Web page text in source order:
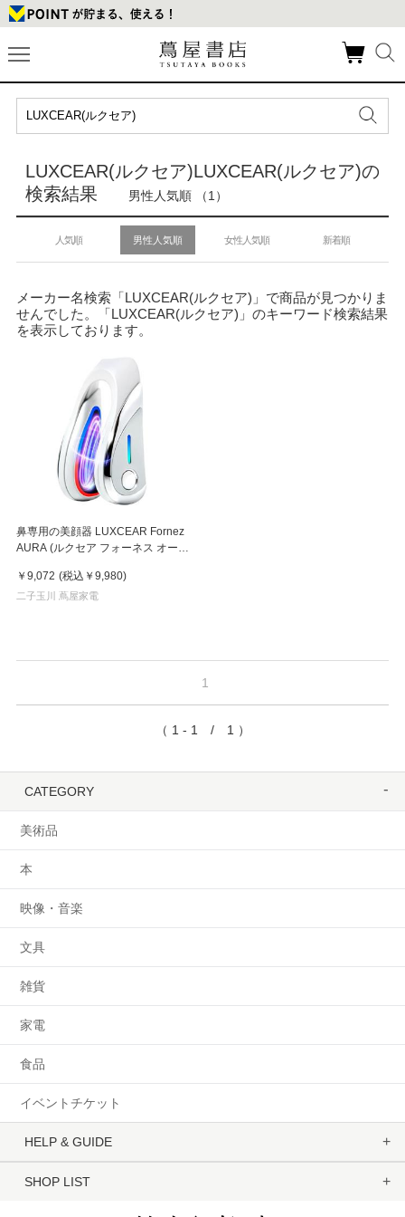
LUXCEAR(ルクセア)LUXCEAR(ルクセア)の
検索結果
男性人気順 （1）
人気順 男性人気順 女性人気順 新着順
メーカー名検索「LUXCEAR(ルクセア)」で商品が見つかりま
せんでした。「LUXCEAR(ルクセア)」のキーワード検索結果
を表示しております。
鼻専用の美顔器 LUXCEAR Fornez
AURA (ルクセア フォーネス オー
￥9,072 (税込 ￥9,980)
二子玉川 蔦屋家電
1
（ 1 - 1 / 1 ）
CATEGORY
美術品
本
映像・音楽
文具
雑貨
家電
食品
イベントチケット
HELP & GUIDE
SHOP LIST